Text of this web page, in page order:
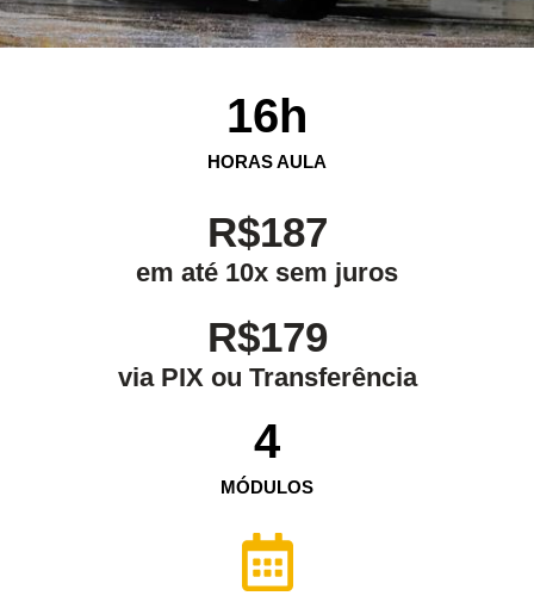
HORAS AULA
16 h
R$187
em até 10x sem juros
R$179
via PIX ou Transferência
MÓDULOS
4